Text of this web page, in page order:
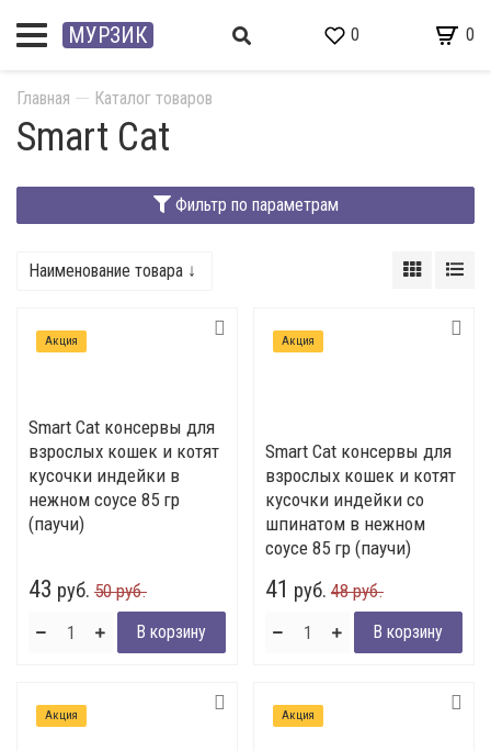
МУРЗИК 0 0
Главная Каталог товаров
Smart Cat
Фильтр по параметрам
Наименование товара ↓
Акция
Smart Cat консервы для
взрослых кошек и котят
кусочки индейки в
нежном соусе 85 гр
(паучи)
43 руб. 50 руб.
Акция
Smart Cat консервы для
взрослых кошек и котят
кусочки индейки со
шпинатом в нежном
соусе 85 гр (паучи)
41 руб. 48 руб.
Акция Акция